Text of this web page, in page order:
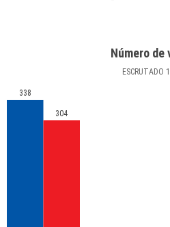
Número de
ESCRUTADO
338
304